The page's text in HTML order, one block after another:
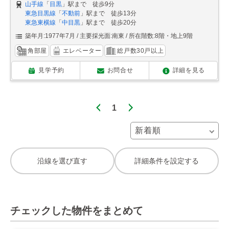
山手線 「 目黒 」駅まで 徒歩9分
東急目黒線 「 不動前 」駅まで 徒歩13分
東急東横線 「 中目黒 」駅まで 徒歩20分
築年月:1977年7月
主要採光面:南東 所在階数:8階・地上9階
角部屋 エレベーター 総戸数30戸以上
見学予約 お問合せ 詳細を見る
1
沿線を選び直す 詳細条件を設定する
チェックした物件をまとめて